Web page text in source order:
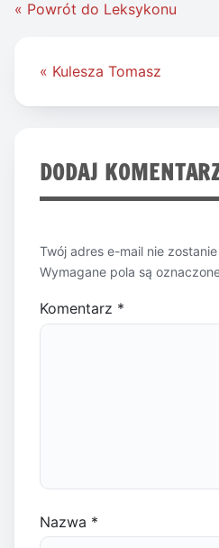
« Powrót do Leksykonu
Nawigacja
« Kulesza Tomasz
DODAJ
Twój adres e-mail nie
Wymagane pola są
Komentarz *
Nazwa *